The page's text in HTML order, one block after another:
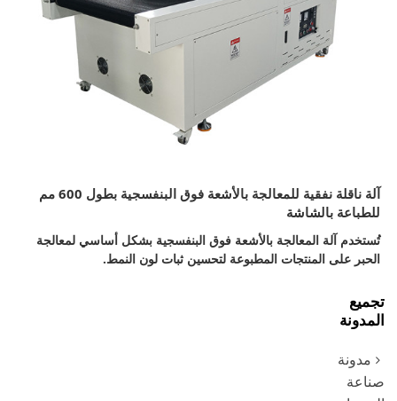
آلة ناقلة نفقية للمعالجة بالأشعة فوق البنفسجية بطول 600 مم
للطباعة بالشاشة
تُستخدم آلة المعالجة بالأشعة فوق البنفسجية بشكل أساسي لمعالجة
الحبر على المنتجات المطبوعة لتحسين ثبات لون النمط.
تجميع
المدونة
مدونة
صناعة